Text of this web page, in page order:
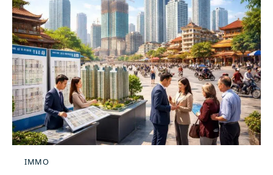
IMMO